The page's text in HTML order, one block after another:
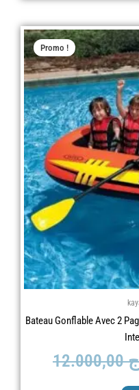
Promo !
Bateau Gonflable Avec 2
12.000,00